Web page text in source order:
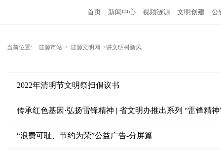
首页 新闻中心 视频涟源 文明创建 公
当前位置: 涟源市站 > 涟源文明网 >讲文明树新风
2022年清明节文明祭扫倡议书
传承红色基因·弘扬雷锋精神 | 省文明办推出系列 “雷锋精
“浪费可耻、节约为荣”公益广告-分屏篇